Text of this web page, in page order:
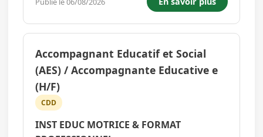
modèles à couper. Contrôle de la matière à
découper . Lancement de la découpe ave...
Accompagnant Educatif et Social
(AES) / Accompagnante Educative e
(H/F)
CDD
INST EDUC MOTRICE & FORMAT